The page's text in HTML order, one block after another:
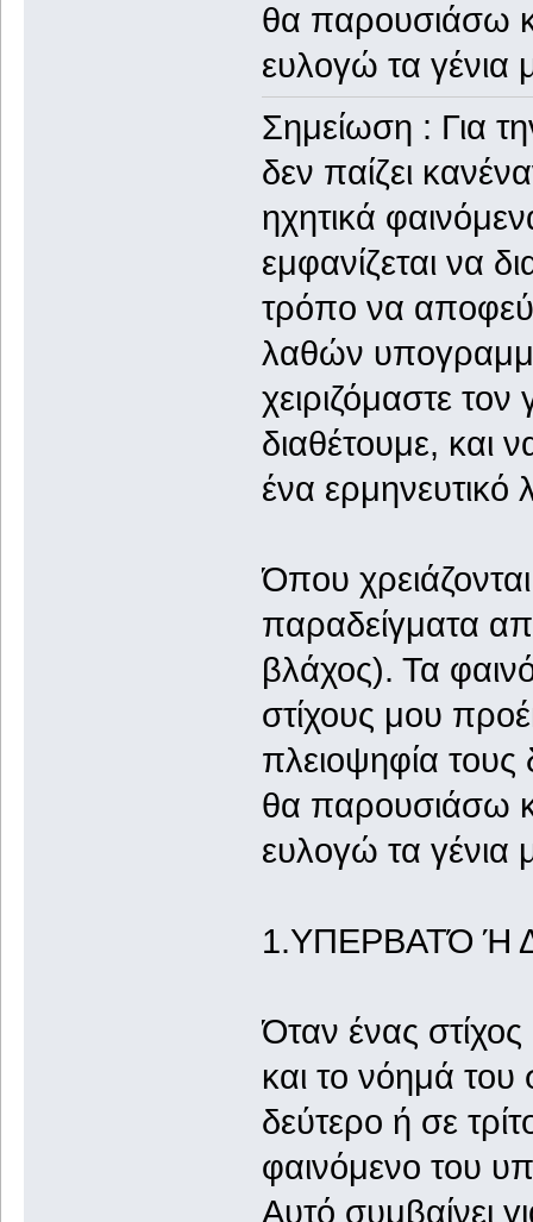
θα παρουσιάσω
ευλογώ τα γένια
Σημείωση : Για
δεν παίζει
ηχητικά
εμφανίζεται να
τρόπο να
λαθών
χειριζόμαστε
διαθέτουμε, και
ένα ερμηνευτικό
Όπου
παραδείγματα
βλάχος). Τα
στίχους μου
πλειοψηφία τους
θα παρουσιάσω
ευλογώ τα γένια
1.ΥΠΕΡΒΑΤΌ Ή
Όταν ένας
και το νόημά του
δεύτερο ή σε
φαινόμενο του
Αυτό συμβαίνει